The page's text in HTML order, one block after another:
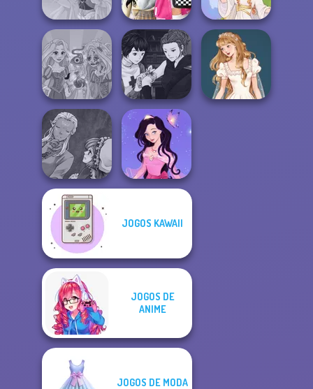
Faithful Elf
Bab's Back to
School Style
Cha...
Greek Gods
Rapunzel
Zombie Curse
Manga Creator
Vampire Hunter
P...
Manga Creator
World Of
Fantasy...
Dress up Azalea
JOGOS KAWAII
JOGOS DE
ANIME
JOGOS DE MODA